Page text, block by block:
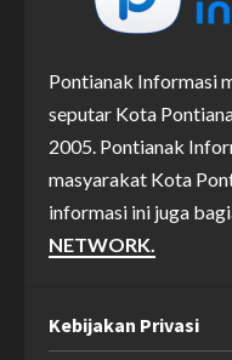
Pontianak Informasi
seputar Kota
2005. Pontianak
masyarakat Kota
informasi ini juga
NETWORK.
Kebijakan Privasi